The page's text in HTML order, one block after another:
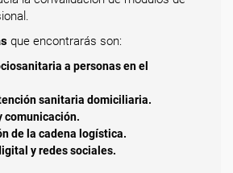
que encontrarás son:
a personas en el
sanitaria domiciliaria.
comunicación.
de la cadena logística.
y redes sociales.